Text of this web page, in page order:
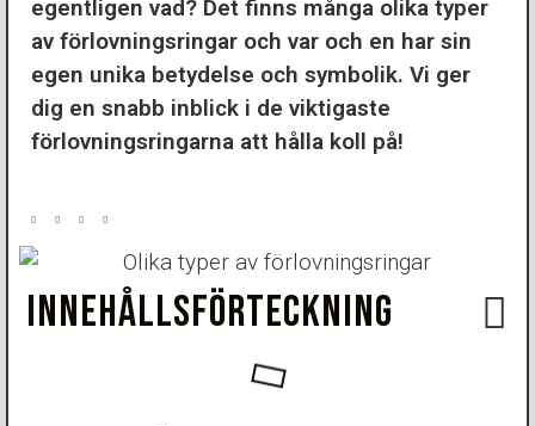
egentligen vad? Det finns många olika typer
av förlovningsringar och var och en har sin
egen unika betydelse och symbolik. Vi ger
dig en snabb inblick i de viktigaste
förlovningsringarna att hålla koll på!
INNEHÅLLSFÖRTECKNING